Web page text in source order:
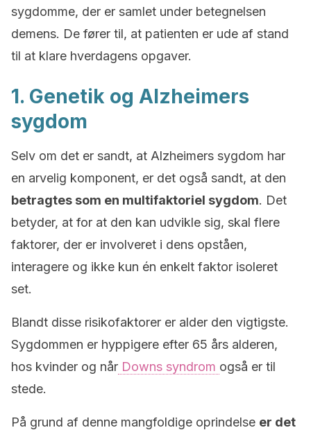
sygdomme, der er samlet under betegnelsen
demens. De fører til, at patienten er ude af stand
til at klare hverdagens opgaver.
1. Genetik og Alzheimers
sygdom
Selv om det er sandt, at Alzheimers sygdom har
en arvelig komponent, er det også sandt, at den
betragtes som en multifaktoriel sygdom. Det
betyder, at for at den kan udvikle sig, skal flere
faktorer, der er involveret i dens opståen,
interagere og ikke kun én enkelt faktor isoleret
set.
Blandt disse risikofaktorer er alder den vigtigste.
Sygdommen er hyppigere efter 65 års alderen,
hos kvinder og når Downs syndrom også er til
stede.
På grund af denne mangfoldige oprindelse er det